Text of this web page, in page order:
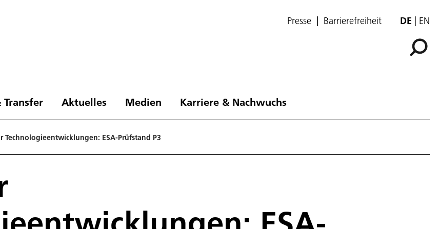
Presse Barrierefreiheit DE EN
Transfer Aktuelles Medien Karriere & Nachwuchs
Technologieentwicklungen: ESA-Prüfstand P3